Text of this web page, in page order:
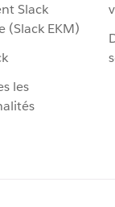
Slack
(Slack EKM)
les